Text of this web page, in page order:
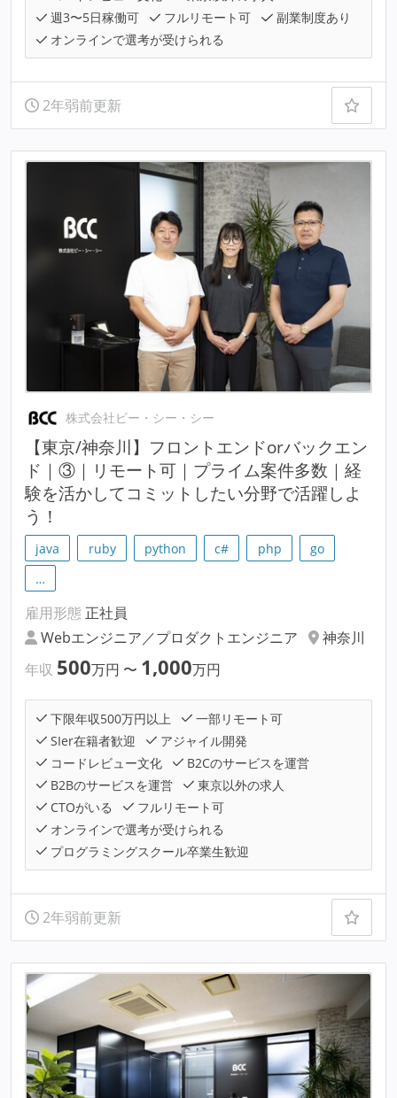
週3〜5日稼働可
フルリモート可
副業制度あり
オンラインで選考が受けられる
2年弱前更新
株式会社ビー・シー・シー
【東京/神奈川】フロントエンドorバックエン
ド｜③｜リモート可｜プライム案件多数｜経
験を活かしてコミットしたい分野で活躍しよ
う！
java ruby python c# php
go
…
雇用形態 正社員
Webエンジニア／プロダクトエンジニア
神奈川
年収 500万円 〜 1,000万円
下限年収500万円以上
一部リモート可
SIer在籍者歓迎
アジャイル開発
コードレビュー文化
B2Cのサービスを運営
B2Bのサービスを運営
東京以外の求人
CTOがいる
フルリモート可
オンラインで選考が受けられる
プログラミングスクール卒業生歓迎
2年弱前更新